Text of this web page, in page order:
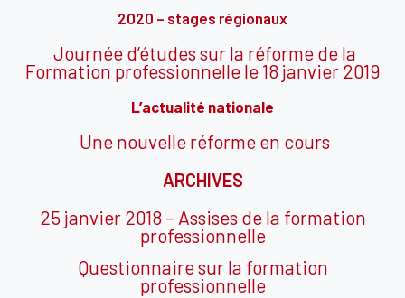
2020 – stages régionaux
Journée d’études sur la réforme de la
Formation professionnelle le 18 janvier 2019
L’actualité nationale
Une nouvelle réforme en cours
ARCHIVES
25 janvier 2018 – Assises de la formation
professionnelle
Questionnaire sur la formation
professionnelle